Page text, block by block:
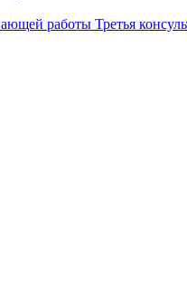
работы Третья